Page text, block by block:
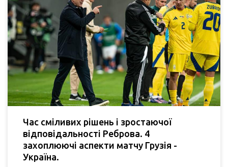
Час сміливих рішень і зростаючої
відповідальності Реброва. 4
захоплюючі аспекти матчу Грузія -
Україна.